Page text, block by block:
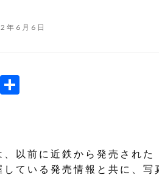
年6月6日
Line
、以前に近鉄から発売され
ている発売情報と共に、写